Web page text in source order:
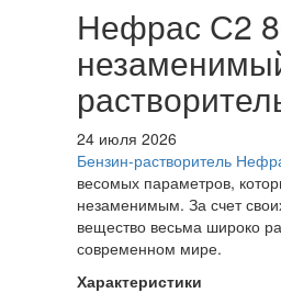
Нефрас С2
24 июля 2026
Бензин-растворитель
весомых параметров,
незаменимым. За счет
вещество весьма широко
современном мире.
Характеристики